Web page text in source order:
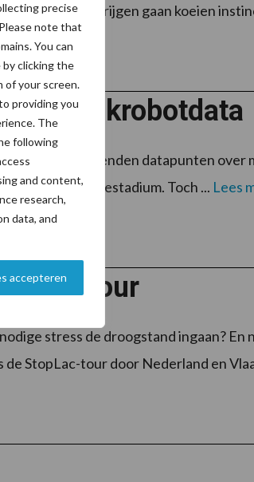
precise
note that
You can
clicking the
of your screen.
providing you
The
following
and content,
research,
data, and
accepteren
warmer te krijgen gaan koeien
melkrobotdata
dagelijks duizenden datapunten over
en lactatiestadium. Toch ... Lees
tour
stress de droogstand ingaan? En
StopLac-tour door Nederland en